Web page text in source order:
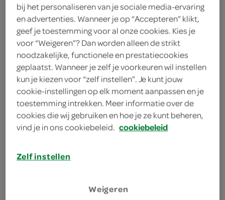
krokante kaasbitterballen voor een warm
borrelmoment
een krokante bitterbal met karakter!
gemakkelijk te bereiden in de oven of airfryer
knap krokant van Kwekkeboom
bij het personaliseren van je sociale media-ervaring
en advertenties. Wanneer je op “Accepteren” klikt,
geef je toestemming voor al onze cookies. Kies je
voor “Weigeren”? Dan worden alleen de strikt
noodzakelijke, functionele en prestatiecookies
geplaatst. Wanneer je zelf je voorkeuren wil instellen
kun je kiezen voor “zelf instellen”. Je kunt jouw
cookie-instellingen op elk moment aanpassen en je
toestemming intrekken. Meer informatie over de
cookies die wij gebruiken en hoe je ze kunt beheren,
vind je in ons cookiebeleid. cookiebeleid
Zelf instellen
Weigeren